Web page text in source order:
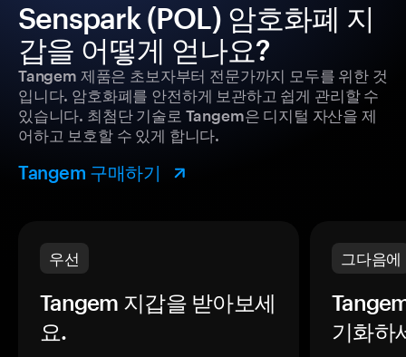
Senspark (POL) 암호화폐 지
갑을 어떻게 얻나요?
Tangem 제품은 초보자부터 전문가까지 모두를 위한 것
입니다. 암호화폐를 안전하게 보관하고 쉽게 관리할 수
있습니다. 최첨단 기술로 Tangem은 디지털 자산을 제
어하고 보호할 수 있게 합니다.
Tangem 구매하기
우선
Tangem 지갑을 받아보세
요.
그다음에
기화하